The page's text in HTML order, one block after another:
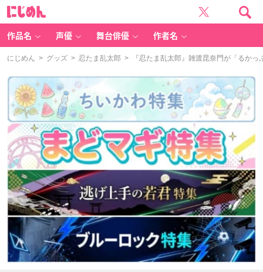
作品名 声優 舞台俳優 作者名
にじめん > グッズ > 忍たま乱太郎 > 『忍たま乱太郎』雑渡昆奈門が「るかっ